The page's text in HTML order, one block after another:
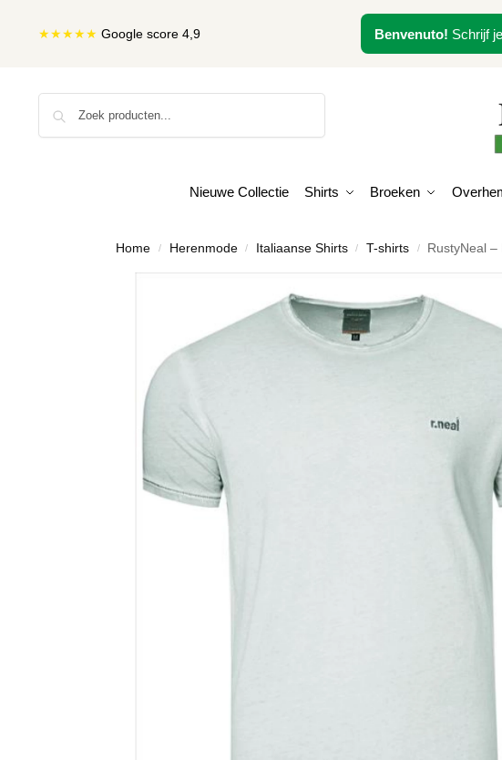
★★★★★ Google score 4,9 Benvenuto! Schrijf
Nieuwe Collectie Shirts Broeken
Home / Herenmode / Italiaanse Shirts / T-shirts / RustyNeal